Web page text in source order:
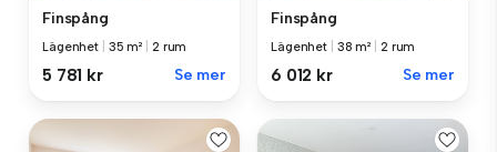
Finspång
Lägenhet 35 m² 2 rum
5 781 kr Se mer
Finspång
Lägenhet 38 m² 2 rum
6 012 kr Se mer